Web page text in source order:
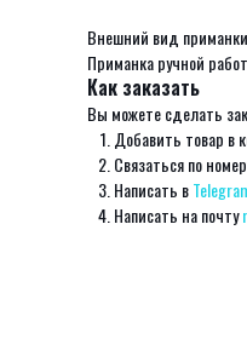
Внешний вид приманки
Приманка ручной
Как заказать
Вы можете сделать
Добавить товар в
Связаться по
Написать в
Написать на почту